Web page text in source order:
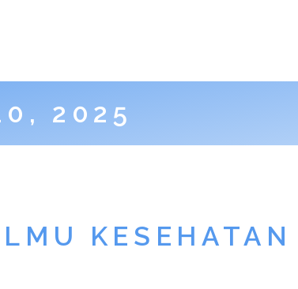
2025
KESEHATAN